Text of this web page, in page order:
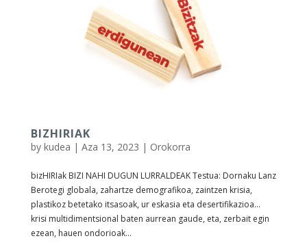
BIZHIRIAK
by kudea | Aza 13, 2023 | Orokorra
bizHIRIak BIZI NAHI DUGUN LURRALDEAK Testua: Dornaku Lanz
Berotegi globala, zahartze demografikoa, zaintzen krisia,
plastikoz betetako itsasoak, ur eskasia eta desertifikazioa…
krisi multidimentsional baten aurrean gaude, eta, zerbait egin
ezean, hauen ondorioak...